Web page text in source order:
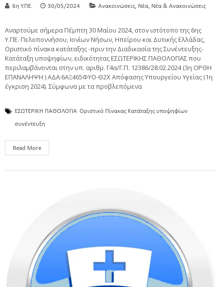
6η Υ.ΠΕ. 30/05/2024 Ανακοινώσεις, Νέα, Νέα & Ανακοινώσεις
Αναρτούμε σήμερα Πέμπτη 30 Μαίου 2024, στον ιστότοπο της 6ης
Υ.ΠΕ. Πελοποννήσου, Ιονίων Νήσων, Ηπείρου και Δυτικής Ελλάδας,
Οριστικό πίνακα κατάταξης -πριν την Διαδικασία της Συνέντευξης-
Κατάταξη υποψηφίων, ειδικότητας ΕΣΩΤΕΡΙΚΗΣ ΠΑΘΟΛΟΓΙΑΣ που
περιλαμβάνονται στην υπ. αριθμ. Γ4α/Γ.Π. 12386/28.02.2024 (3η ΟΡΘΗ
ΕΠΑΝΑΛΗΨΗ ) ΑΔΑ:6ΑΞ465ΦΥΟ-Θ2Χ Απόφασης Υπουργείου Υγείας (1η
έγκριση 2024). Σύμφωνα με τα προβλεπόμενα
ΕΣΩΤΕΡΙΚΗ ΠΑΘΟΛΟΓΙΑ Οριστικό Πίνακας Κατάταξης υποψηφίων
συνέντευξη
Read More